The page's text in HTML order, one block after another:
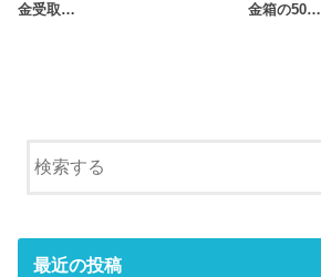
金受取…
金箱の50…
最近の投稿